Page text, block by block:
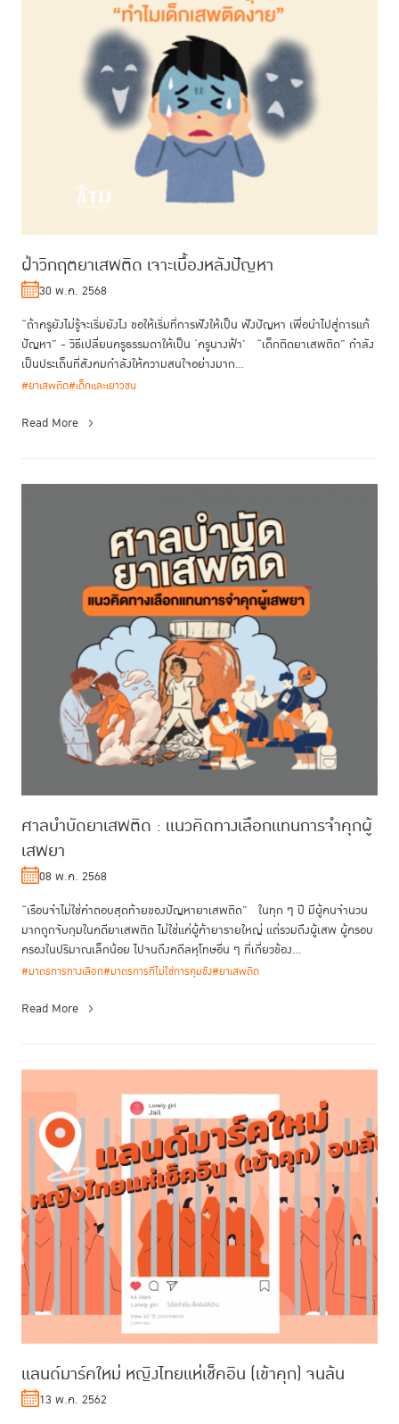
ฝ่าวิกฤตยาเสพติด เจาะเบื้องหลังปัญหา
30 พ.ค. 2568
“ถ้าครูยังไม่รู้จะเริ่มยังไง ขอให้เริ่มที่การฟังให้เป็น ฟังปัญหา เพื่อนำไปสู่การแก้
ปัญหา” - วิธีเปลี่ยนครูธรรมดาให้เป็น ‘ครูนางฟ้า’ “เด็กติดยาเสพติด” กำลัง
เป็นประเด็นที่สังคมกำลังให้ความสนใจอย่างมาก...
#ยาเสพติด#เด็กและเยาวชน
Read More
ศาลบำบัดยาเสพติด : แนวคิดทางเลือกแทนการจำคุกผู้
เสพยา
08 พ.ค. 2568
“เรือนจำไม่ใช่คำตอบสุดท้ายของปัญหายาเสพติด” ในทุก ๆ ปี มีผู้คนจำนวน
มากถูกจับกุมในคดียาเสพติด ไม่ใช่แค่ผู้ค้ายารายใหญ่ แต่รวมถึงผู้เสพ ผู้ครอบ
ครองในปริมาณเล็กน้อย ไปจนถึงคดีลหุโทษอื่น ๆ ที่เกี่ยวข้อง...
#มาตรการทางเลือก#มาตรการที่ไม่ใช่การคุมขัง#ยาเสพติด
Read More
แลนด์มาร์คใหม่ หญิงไทยแห่เช็คอิน (เข้าคุก) จนล้น
13 พ.ค. 2562